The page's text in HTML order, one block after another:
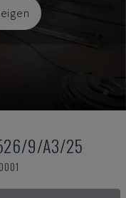
9/A3/25